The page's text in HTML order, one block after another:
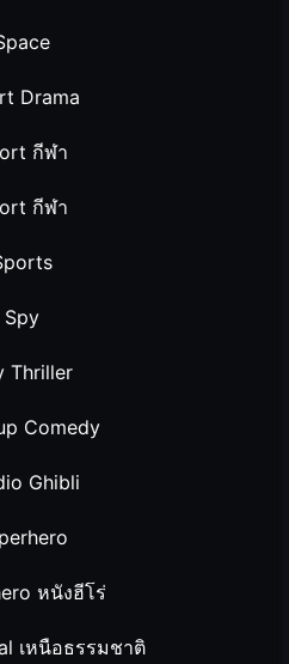
Drama
กีฬา
กีฬา
Spy
Thriller
Comedy
Ghibli
หนังฮีโร่
เหนือธรรมชาติ